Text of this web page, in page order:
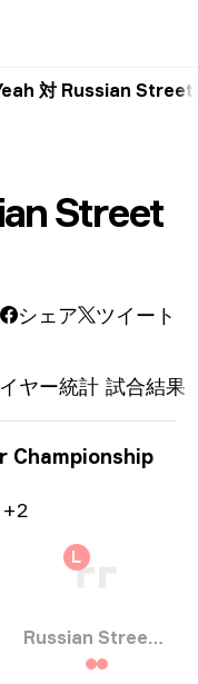
対 Russian
Street
シェア ツイート
ヤー統計 試合結果
Championship
+2
L
Russian Street Party